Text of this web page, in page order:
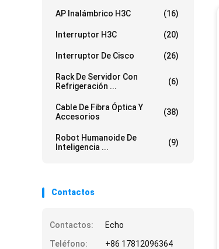
AP Inalámbrico H3C (16)
Interruptor H3C (20)
Interruptor De Cisco (26)
Rack De Servidor Con
Refrigeración ...
(6)
Cable De Fibra Óptica Y
Accesorios
(38)
Robot Humanoide De
Inteligencia ...
(9)
Contactos
Contactos:
Echo
Teléfono:
+86 17812096364